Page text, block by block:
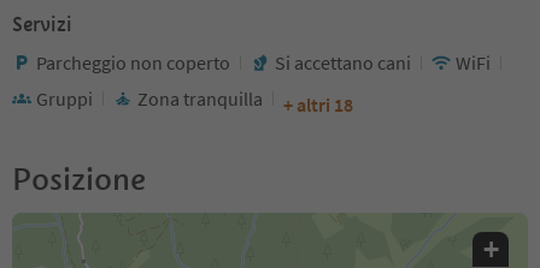
Servizi
Parcheggio non coperto Si accettano cani
WiFi
Gruppi
Zona tranquilla + altri 18
Posizione
+